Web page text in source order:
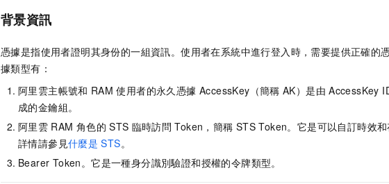
背景資訊
憑據是指使用者證明其身份的一組資訊。使用者在系統中進行登入時，需要提供正確的
據類型有：
阿里雲主帳號和 RAM 使用者的永久憑據 AccessKey（簡稱 AK）是由 AccessKey
成的金鑰組。
阿里雲 RAM 角色的 STS 臨時訪問 Token，簡稱 STS Token。它是可以自訂時效
詳情請參見什麼是 STS。
Bearer Token。它是一種身分識別驗證和授權的令牌類型。